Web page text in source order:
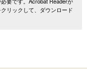
リックして、ダウンロード